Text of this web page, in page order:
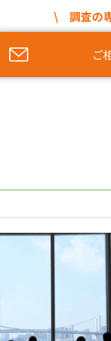
\ 調査の
ご